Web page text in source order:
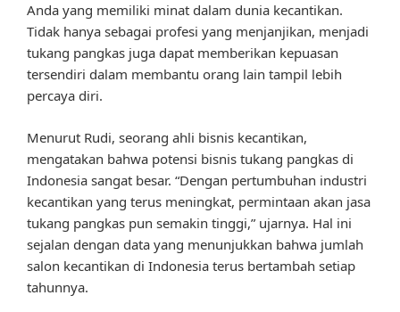
Anda yang memiliki minat dalam dunia kecantikan.
Tidak hanya sebagai profesi yang menjanjikan, menjadi
tukang pangkas juga dapat memberikan kepuasan
tersendiri dalam membantu orang lain tampil lebih
percaya diri.
Menurut Rudi, seorang ahli bisnis kecantikan,
mengatakan bahwa potensi bisnis tukang pangkas di
Indonesia sangat besar. “Dengan pertumbuhan industri
kecantikan yang terus meningkat, permintaan akan jasa
tukang pangkas pun semakin tinggi,” ujarnya. Hal ini
sejalan dengan data yang menunjukkan bahwa jumlah
salon kecantikan di Indonesia terus bertambah setiap
tahunnya.